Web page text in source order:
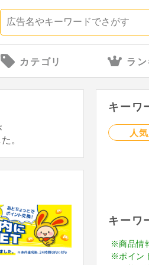
カテゴリ ラ
キーワ
人
キーワ
※商品情
※ポイン
。